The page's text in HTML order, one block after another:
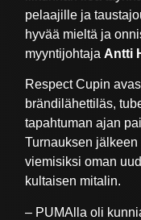
pelaajille ja
hyvää mieltä ja
myyntijohtaja Antti
Respect Cupin
brändilähettiläs,
tapahtuman ajan
Turnauksen
viemisiksi oman
kultaisen mitalin.
– PUMAlla oli